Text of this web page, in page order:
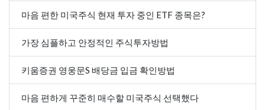
마음 편한 미국주식 현재 투자 중인 ETF 종목은?
가장 심플하고 안정적인 주식투자방법
키움증권 영웅문S 배당금 입금 확인방법
마음 편하게 꾸준히 매수할 미국주식 선택했다